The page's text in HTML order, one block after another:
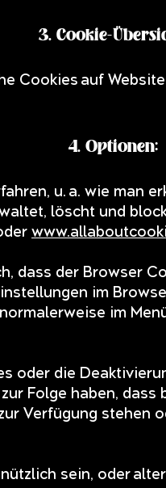
3. Cookie-
Cookies auf
4. Optionen:
u. a. wie man
löscht und
dass der Browser
im
im
oder die
Folge haben,
Verfügung stehen
sein, oder